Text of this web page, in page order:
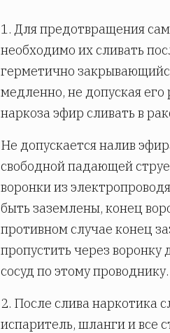
1. Для предотвращения
необходимо их сливать
герметично
медленно, не допуская
наркоза эфир сливать в
Не допускается налив
свободной падающей
воронки из
быть заземлены, конец
противном случае конец
пропустить через воронку
сосуд по этому проводнику.
2. После слива наркотика
испаритель, шланги и все